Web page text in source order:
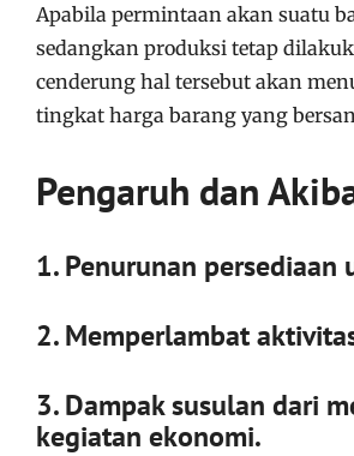
Apabila permintaan akan suatu
sedangkan produksi tetap
cenderung hal tersebut akan
tingkat harga barang yang
Pengaruh dan
1. Penurunan persediaan
2. Memperlambat
3. Dampak susulan dari
kegiatan ekonomi.